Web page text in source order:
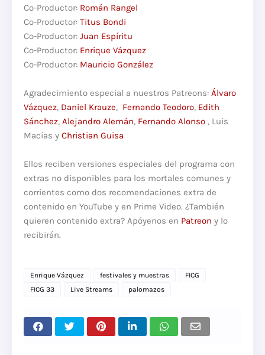
Co-Productor: Román Rangel
Co-Productor: Titus Bondi
Co-Productor: Juan Espíritu
Co-Productor: Enrique Vázquez
Co-Productor: Mauricio González
Agradecimiento especial a nuestros Patreons: Álvaro
Vázquez, Daniel Krauze, Fernando Teodoro, Edith
Sánchez, Alejandro Alemán, Fernando Alonso , Luis
Macías y Christian Guisa
Ellos reciben versiones especiales del programa con
extras no disponibles para los mortales comunes y
corrientes como dos recomendaciones extra de
contenido en YouTube y en Prime Video. ¿También
quieren contenido extra? Apóyenos en Patreon y lo
recibirán.
Enrique Vázquez festivales y muestras
FICG
FICG 33
Live Streams palomazos